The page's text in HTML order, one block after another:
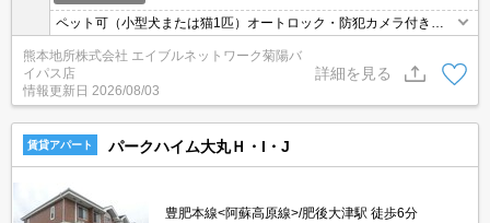
ペット可（小型犬または猫1匹）オートロック・防犯カメラ付き☆
立地☆ 宅配ボックス付き☆ カウンタータイプのシステムキッチ
ン☆ALSOKセルフセキュリティ付き
熊本地所株式会社 エイブルネットワーク菊陽バ
イパス店
情報更新日 2026/08/03
詳細を見る
賃貸アパート パークハイム大丸Ｈ・I・J
豊肥本線<阿蘇高原線>/肥後大津駅 徒歩6分